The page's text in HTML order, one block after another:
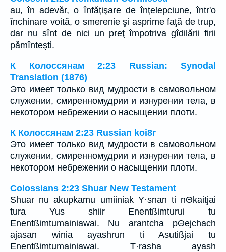
au, în adevăr, o înfăţişare de înţelepciune, într'o
închinare voită, o smerenie şi asprime faţă de trup,
dar nu sînt de nici un preţ împotriva gîdilării firii
pămînteşti.
К Колоссянам 2:23 Russian: Synodal
Translation (1876)
Это имеет только вид мудрости в самовольном
служении, смиренномудрии и изнурении тела, в
некотором небрежении о насыщении плоти.
К Колоссянам 2:23 Russian koi8r
Это имеет только вид мудрости в самовольном
служении, смиренномудрии и изнурении тела, в
некотором небрежении о насыщении плоти.
Colossians 2:23 Shuar New Testament
Shuar nu akupkamu umiiniak Y·snan ti nΘkaitjai
tura Yus shiir Enentßimturui tu
Enentßimtumainiawai. Nu arantcha pΘejchach
ajasan winia ayashrun ti Asutißjai tu
Enentßimtumainiawai. T·rasha ayash